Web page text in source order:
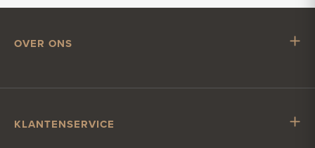
OVER ONS
Vacatures
KLANTENSERVICE